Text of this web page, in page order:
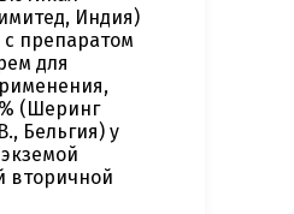
Индия)
препаратом
для
(Шеринг
Бельгия) у
вторичной